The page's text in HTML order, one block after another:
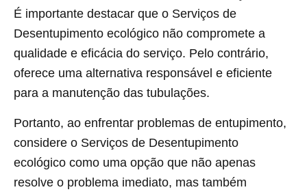
É importante destacar que o Serviços de
Desentupimento ecológico não compromete a
qualidade e eficácia do serviço. Pelo contrário,
oferece uma alternativa responsável e eficiente
para a manutenção das tubulações.
Portanto, ao enfrentar problemas de entupimento,
considere o Serviços de Desentupimento
ecológico como uma opção que não apenas
resolve o problema imediato, mas também